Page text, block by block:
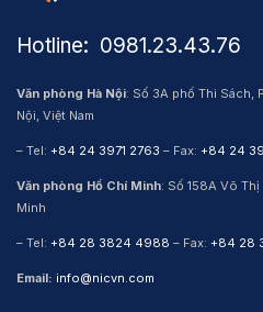
Hotline: ​ 0981.23.43.76
Văn phòng Hà Nội: Số 3A phố Thi Sách,
Nội, Việt Nam
– Tel: +84 24 3971 2763 – Fax: +84 24
Văn phòng Hồ Chí Minh: Số 158A Võ
Minh
– Tel: +84 28 3824 4988 – Fax: +84 28
Email: info@nicvn.com